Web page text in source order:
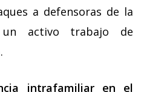
a defensoras de la
activo trabajo de
intrafamiliar en el